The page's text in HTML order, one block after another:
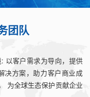
团队
以客户需求为导向，提供
决方案，助力客户商业成
为全球生态保护贡献企业